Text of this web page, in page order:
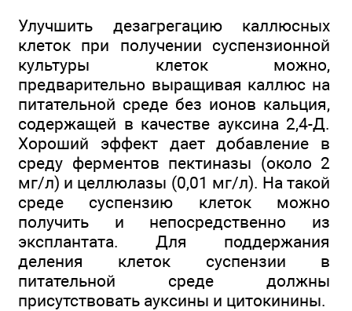
Улучшить дезагрегацию каллюсных
клеток при получении суспензионной
культуры клеток можно,
предварительно выращивая каллюс на
питательной среде без ионов кальция,
содержащей в качестве ауксина 2,4-Д.
Хороший эффект дает добавление в
среду ферментов пектиназы (около 2
мг/л) и целлюлазы (0,01 мг/л). На такой
среде суспензию клеток можно
получить и непосредственно из
эксплантата. Для поддержания
деления клеток суспензии в
питательной среде должны
присутствовать ауксины и цитокинины.